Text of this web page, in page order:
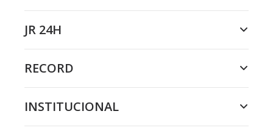
JR 24H
RECORD
INSTITUCIONAL